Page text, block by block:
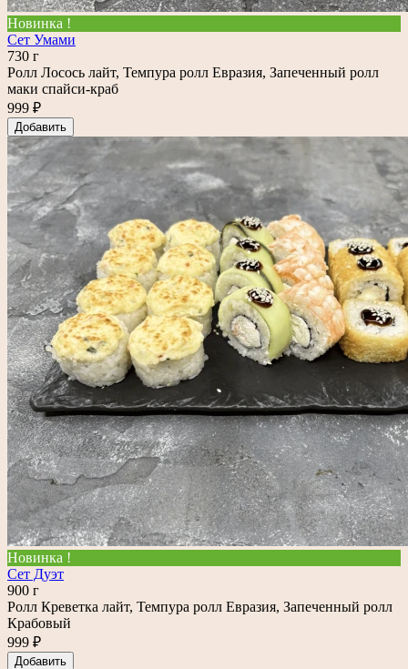
Новинка !
Сет Умами
730 г
Ролл Лосось лайт, Темпура ролл Евразия, Запеченный ролл
маки спайси-краб
999 ₽
Добавить
Новинка !
Сет Дуэт
900 г
Ролл Креветка лайт, Темпура ролл Евразия, Запеченный ролл
Крабовый
999 ₽
Добавить